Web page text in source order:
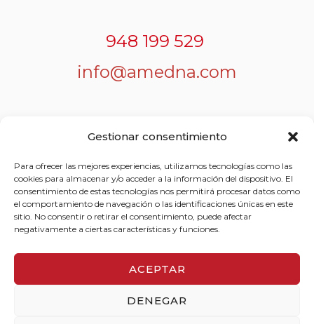
Gestionar consentimiento
Para ofrecer las mejores experiencias, utilizamos tecnologías como las
cookies para almacenar y/o acceder a la información del dispositivo. El
consentimiento de estas tecnologías nos permitirá procesar datos como
el comportamiento de navegación o las identificaciones únicas en este
sitio. No consentir o retirar el consentimiento, puede afectar
negativamente a ciertas características y funciones.
ACEPTAR
DENEGAR
948 199 529
info@amedna.com
Política de privacidad
Política de cookies